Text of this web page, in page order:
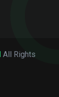
All Rights